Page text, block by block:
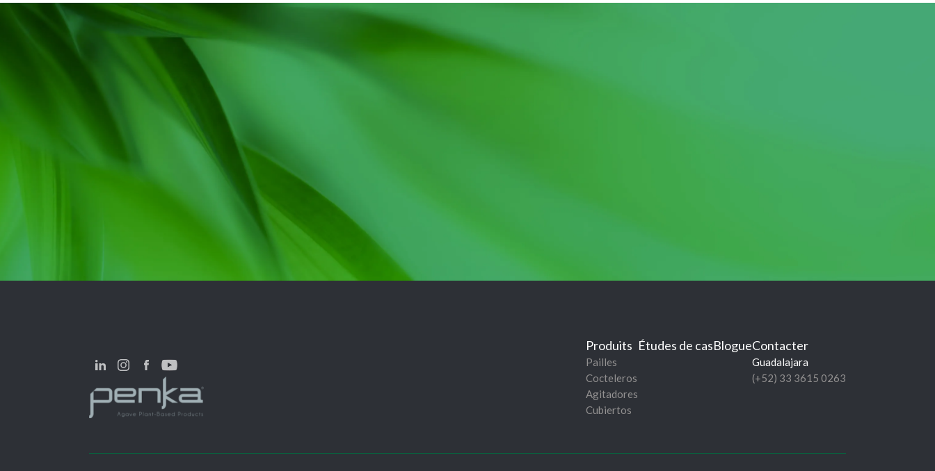
Produits
Pailles
Cocteleros
Agitadores
Cubiertos
Études de casBlogueContacter
Guadalajara
(+52) 33 3615 0263